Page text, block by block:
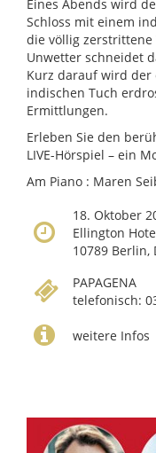
Eines Abends wird
Schloss mit einem
die völlig zerstrittene
Unwetter schneidet
Kurz darauf wird der
indischen Tuch
Ermittlungen.
Erleben Sie den
LIVE-Hörspiel – ein
Am Piano : Maren
18. Oktober
Ellington
10789 Berlin,
PAPAGENA
telefonisch:
weitere Infos